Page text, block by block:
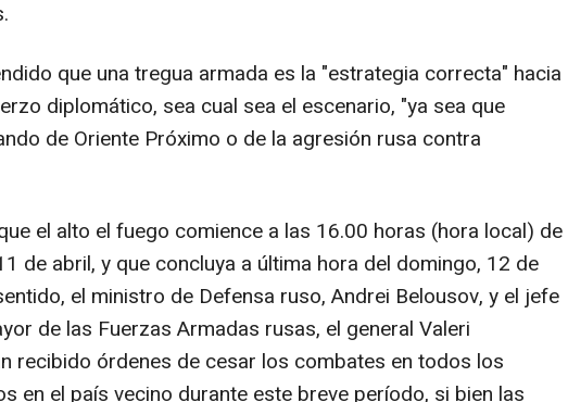
que una tregua armada es la "estrategia correcta" hacia
diplomático, sea cual sea el escenario, "ya sea que
de Oriente Próximo o de la agresión rusa contra
el alto el fuego comience a las 16.00 horas (hora local) de
de abril, y que concluya a última hora del domingo, 12 de
el ministro de Defensa ruso, Andrei Belousov, y el jefe
de las Fuerzas Armadas rusas, el general Valeri
recibido órdenes de cesar los combates en todos los
en el país vecino durante este breve período, si bien las